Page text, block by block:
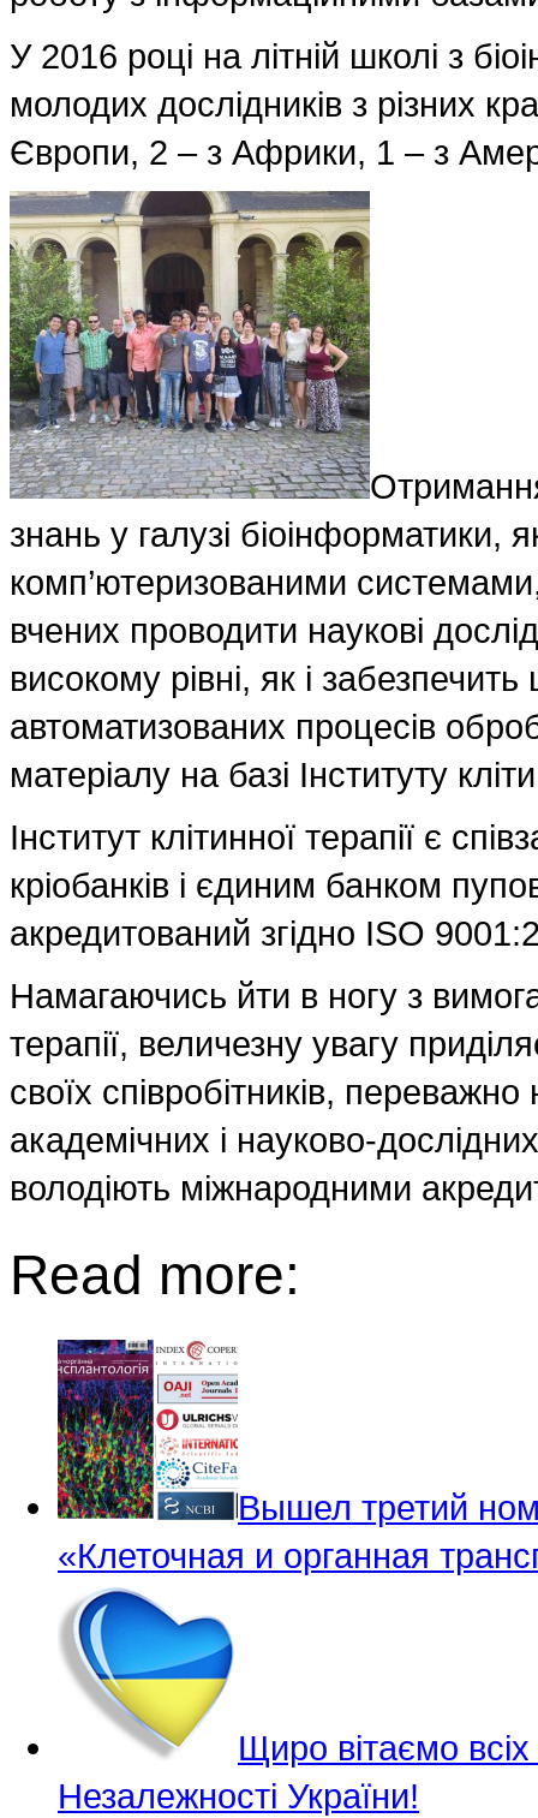
У 2016 році на літній школі з
молодих дослідників з різних
Європи, 2 – з Африки, 1 – з
знань у галузі біоінформатики,
комп’ютеризованими
вчених проводити наукові
високому рівні, як і
автоматизованих процесів
матеріалу на базі Інституту
Інститут клітинної терапії є
кріобанків і єдиним банком
акредитований згідно ISO
Намагаючись йти в ногу з
терапії, величезну увагу
своїх співробітників,
академічних і науково-
володіють міжнародними
Read more:
Вышел третий
«Клеточная и органная
Щиро вітаємо
Незалежності України!